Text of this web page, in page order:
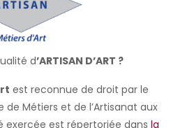
d’ARTISAN D’ART ?
est reconnue de droit par le
de Métiers et de l’Artisanat aux
exercée est répertoriée dans la